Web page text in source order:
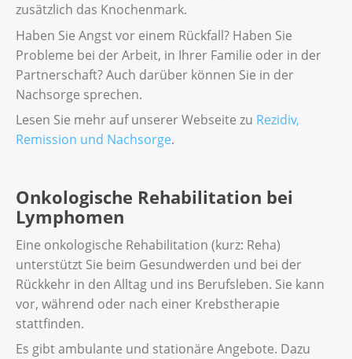
zusätzlich das Knochenmark.
Haben Sie Angst vor einem Rückfall? Haben Sie
Probleme bei der Arbeit, in Ihrer Familie oder in der
Partnerschaft? Auch darüber können Sie in der
Nachsorge sprechen.
Lesen Sie mehr auf unserer Webseite zu Rezidiv,
Remission und Nachsorge.
Onkologische Rehabilitation bei
Lymphomen
Eine onkologische Rehabilitation (kurz: Reha)
unterstützt Sie beim Gesundwerden und bei der
Rückkehr in den Alltag und ins Berufsleben. Sie kann
vor, während oder nach einer Krebstherapie
stattfinden.
Es gibt ambulante und stationäre Angebote. Dazu